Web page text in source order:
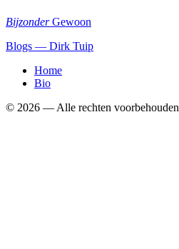
Bijzonder Gewoon
Blogs — Dirk Tuip
Home
Bio
© 2026 — Alle rechten voorbehouden